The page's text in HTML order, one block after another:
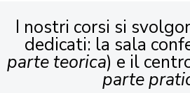
I nostri corsi si
dedicati: la sala
parte teorica) e il
parte